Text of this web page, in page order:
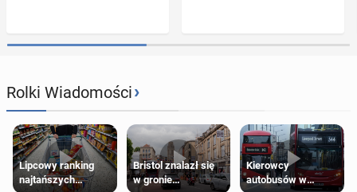
Rolki Wiadomości›
Lipcowy ranking
najtańszych
Bristol znalazł się
w gronie
Kierowcy
autobusów w